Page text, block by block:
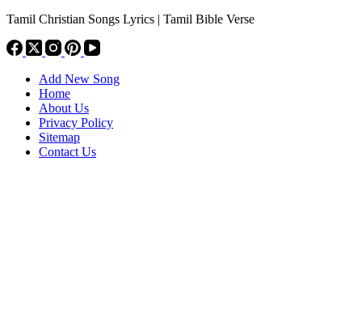
Tamil Christian Songs Lyrics | Tamil Bible Verse
Add New Song
Home
About Us
Privacy Policy
Sitemap
Contact Us